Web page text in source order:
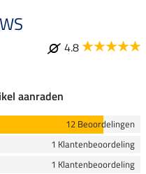
4.8
aanraden
12 Beoordelingen
1 Klantenbeoordeling
1 Klantenbeoordeling